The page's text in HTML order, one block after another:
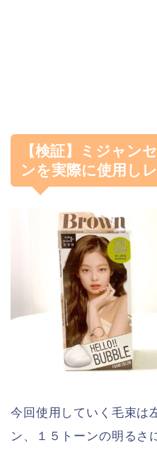
【検証】ミジャ
ンを実際に使用し
今回使用していく毛束は
ン、１５トーンの明るさ